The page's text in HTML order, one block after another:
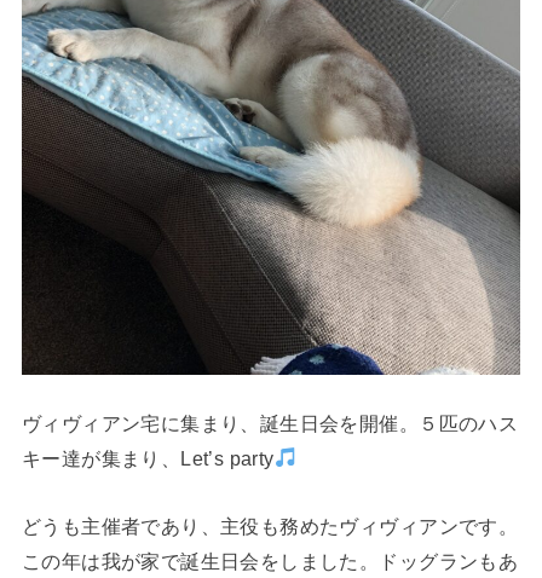
ヴィヴィアン宅に集まり、誕生日会を開催。５匹のハス
キー達が集まり、Let’s party
どうも主催者であり、主役も務めたヴィヴィアンです。
この年は我が家で誕生日会をしました。ドッグランもあ